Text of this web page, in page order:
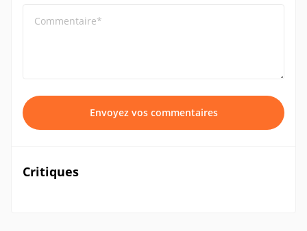
Commentaire*
Envoyez vos commentaires
Critiques